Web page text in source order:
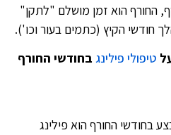
החורף הוא זמן מושלם "לתקן"
חודשי הקיץ (כתמים בעור וכו').
טיפולי פילינג בחודשי החורף
בחודשי החורף הוא פילינג